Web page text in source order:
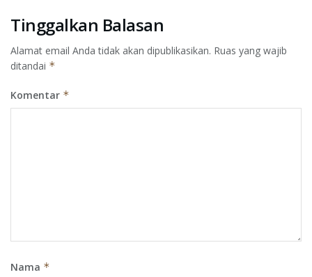
Tinggalkan Balasan
Alamat email Anda tidak akan dipublikasikan. Ruas yang wajib
ditandai *
Komentar *
Nama *